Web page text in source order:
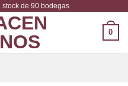
stock de 90 bodegas
0